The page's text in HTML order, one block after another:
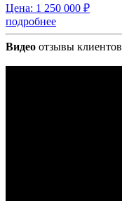
Цена: 1 250 000 ₽
подробнее
Видео отзывы клиентов